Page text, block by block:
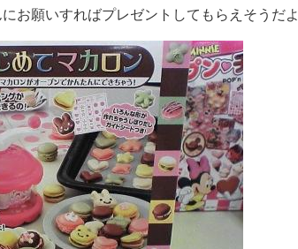
お願いすればプレゼントしてもらえそうだよ